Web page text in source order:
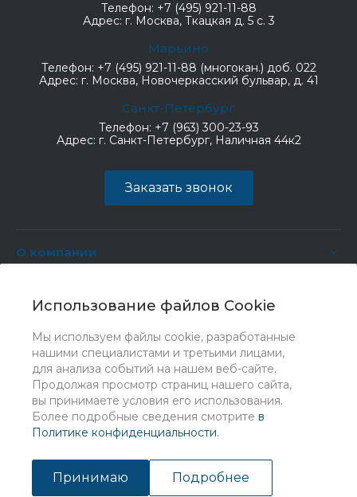
Использование файлов Cookie
Мы используем файлы cookie, разработанные
нашими специалистами и третьими лицами,
для анализа событий на нашем веб-сайте.
Продолжая просмотр страниц нашего сайта,
вы принимаете условия его использования.
Более подробные сведения смотрите в
Политике конфиденциальности.
Принимаю Подробнее
Телефон: +7 (495) 921-11-88
Адрес: г. Москва, Ткацкая д. 5 с. 3
Марьино
Телефон: +7 (495) 921-11-88 (многокан.) доб. 022
Адрес: г. Москва, Новочеркасский бульвар, д. 41
Санкт-Петербург
Телефон: +7 (963) 300-23-93
Адрес: г. Санкт-Петербург, Наличная 44к2
Заказать звонок
О компании
Услуги